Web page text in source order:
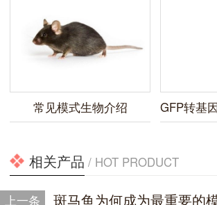
常见模式生物介绍
相关产品 / HOT PRODUCT
上一条 斑马鱼为何成为最重要的